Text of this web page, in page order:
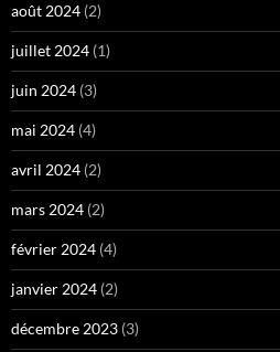
août 2024 (2)
juillet 2024 (1)
juin 2024 (3)
mai 2024 (4)
avril 2024 (2)
mars 2024 (2)
février 2024 (4)
janvier 2024 (2)
décembre 2023 (3)